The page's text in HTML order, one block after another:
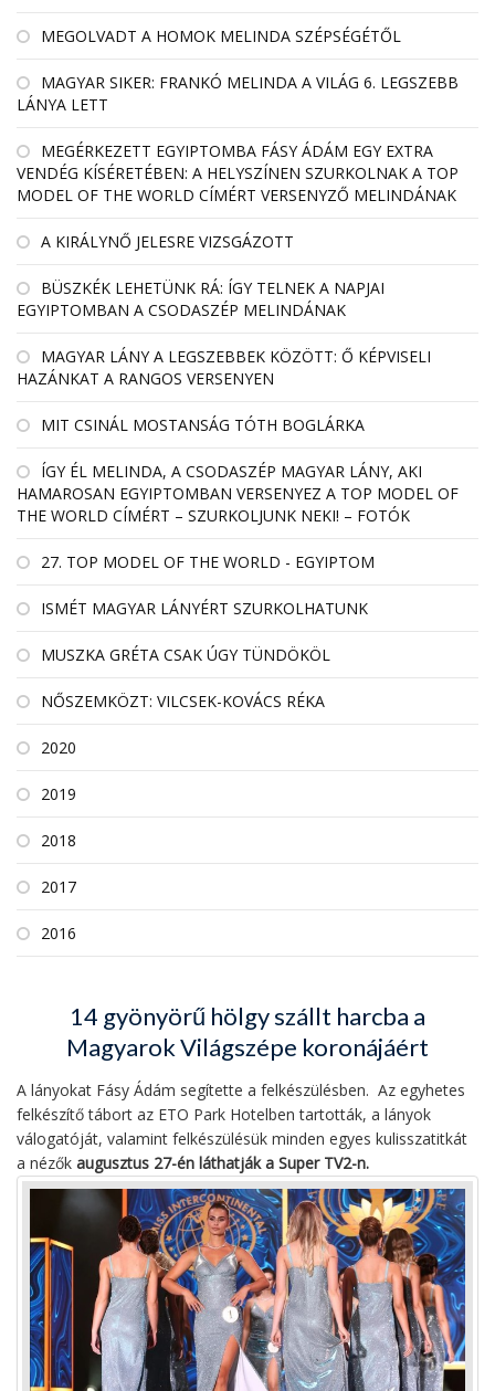
MEGOLVADT A HOMOK MELINDA SZÉPSÉGÉTŐL
MAGYAR SIKER: FRANKÓ MELINDA A VILÁG 6. LEGSZEBB
LÁNYA LETT
MEGÉRKEZETT EGYIPTOMBA FÁSY ÁDÁM EGY EXTRA
VENDÉG KÍSÉRETÉBEN: A HELYSZÍNEN SZURKOLNAK A TOP
MODEL OF THE WORLD CÍMÉRT VERSENYZŐ MELINDÁNAK
A KIRÁLYNŐ JELESRE VIZSGÁZOTT
BÜSZKÉK LEHETÜNK RÁ: ÍGY TELNEK A NAPJAI
EGYIPTOMBAN A CSODASZÉP MELINDÁNAK
MAGYAR LÁNY A LEGSZEBBEK KÖZÖTT: Ő KÉPVISELI
HAZÁNKAT A RANGOS VERSENYEN
MIT CSINÁL MOSTANSÁG TÓTH BOGLÁRKA
ÍGY ÉL MELINDA, A CSODASZÉP MAGYAR LÁNY, AKI
HAMAROSAN EGYIPTOMBAN VERSENYEZ A TOP MODEL OF
THE WORLD CÍMÉRT – SZURKOLJUNK NEKI! – FOTÓK
27. TOP MODEL OF THE WORLD - EGYIPTOM
ISMÉT MAGYAR LÁNYÉRT SZURKOLHATUNK
MUSZKA GRÉTA CSAK ÚGY TÜNDÖKÖL
NŐSZEMKÖZT: VILCSEK-KOVÁCS RÉKA
2020
2019
2018
2017
2016
14 gyönyörű hölgy szállt harcba a
Magyarok Világszépe koronájáért
A lányokat Fásy Ádám segítette a felkészülésben. Az egyhetes
felkészítő tábort az ETO Park Hotelben tartották, a lányok
válogatóját, valamint felkészülésük minden egyes kulisszatitkát
a nézők augusztus 27-én láthatják a Super TV2-n.